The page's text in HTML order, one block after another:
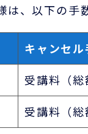
、以下の手
キャンセル
受講料（
受講料（